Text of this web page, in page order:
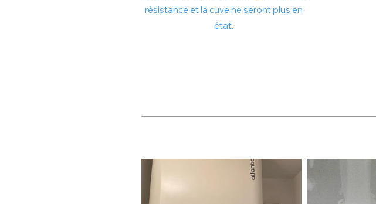
résistance et la cuve ne seront plus en
état.